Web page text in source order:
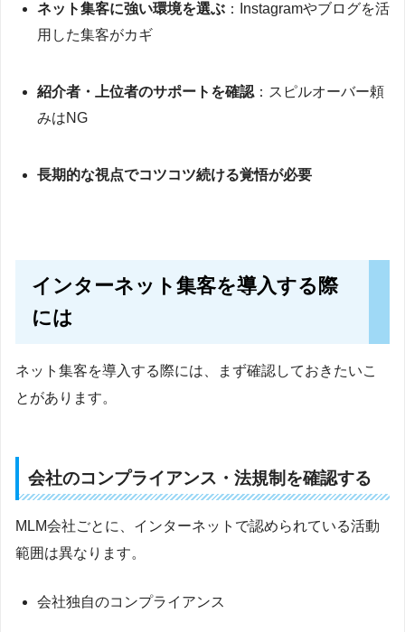
ネット集客に強い環境を選ぶ ：Instagramやブログを活
用した集客がカギ
紹介者・上位者のサポートを確認 ：スピルオーバー頼
みはNG
長期的な視点でコツコツ続ける覚悟が必要
インターネット集客を導入する際
には
ネット集客を導入する際には、まず確認しておきたいこ
とがあります。
会社のコンプライアンス・法規制を確認する
MLM会社ごとに、インターネットで認められている活動
範囲は異なります。
会社独自のコンプライアンス